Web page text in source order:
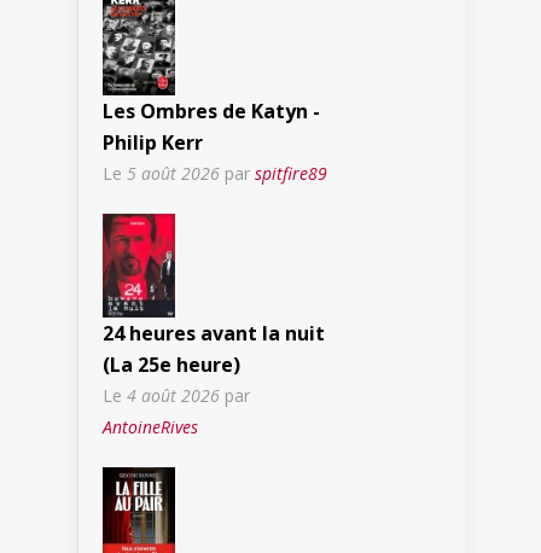
Les Ombres de Katyn -
Philip Kerr
Le 5 août 2026 par spitfire89
24 heures avant la nuit
(La 25e heure)
Le 4 août 2026 par
AntoineRives